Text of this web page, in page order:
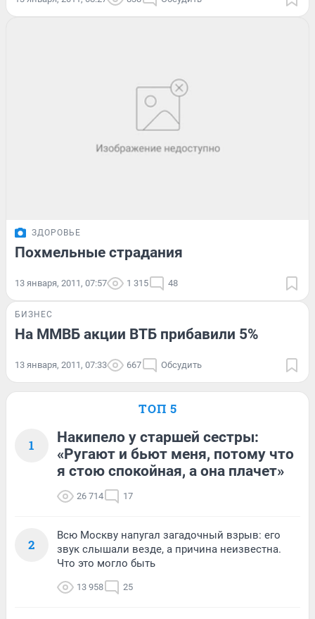
ЗДОРОВЬЕ
Похмельные страдания
13 января, 2011, 07:57 1 315 48
БИЗНЕС
На ММВБ акции ВТБ прибавили 5%
13 января, 2011, 07:33 667 Обсудить
ТОП 5
1
Накипело у старшей сестры:
«Ругают и бьют меня, потому что
я стою спокойная, а она плачет»
26 714 17
2
Всю Москву напугал загадочный взрыв: его
звук слышали везде, а причина неизвестна.
Что это могло быть
13 958 25